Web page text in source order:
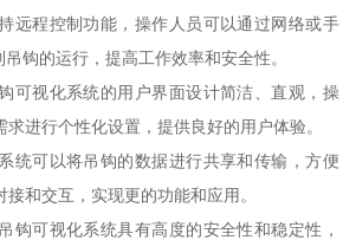
远程控制功能，操作人员可以通过网络或手
钩的运行，提高工作效率和安全性。
可视化系统的用户界面设计简洁、直观，操
进行个性化设置，提供良好的用户体验。
统可以将吊钩的数据进行共享和传输，方便
和交互，实现更的功能和应用。
钩可视化系统具有高度的安全性和稳定性，